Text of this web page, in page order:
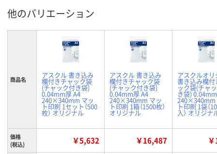
他のバリエーション
商品名 アスクル 書き込み
欄付きチャック袋
(チャック付き袋)
0.04mm厚 A4
240×340mm マッ
ト印刷 1セット（500
枚） オリジナル
アスクル 書き込み
欄付きチャック袋
(チャック付き袋)
0.04mm厚 A4
240×340mm マッ
ト印刷 1箱（1500枚）
オリジナル
アスクルオ
書き込み欄付
ック袋(チャ
き袋)
240×340mm
ト印刷 1袋（
入） オリジナ
価格
(税込)
￥5,632 ￥16,487